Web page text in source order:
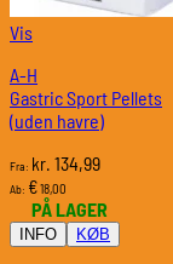
Vis
A-H
Gastric Sport Pellets
(uden havre)
Fra: kr. 134,99
Ab: €18,00
PÅ LAGER
INFO KØB